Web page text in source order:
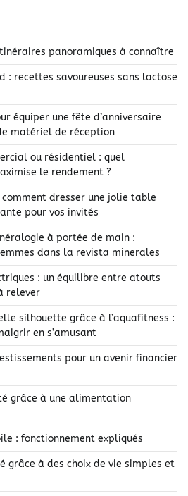
panoramiques à connaître
: recettes savoureuses sans lactose
équiper une fête d’anniversaire
matériel de réception
ou résidentiel : quel
le rendement ?
comment dresser une jolie table
pour vos invités
à portée de main :
dans la revista minerales
: un équilibre entre atouts
relever
silhouette grâce à l’aquafitness :
en s’amusant
pour un avenir financier
grâce à une alimentation
: fonctionnement expliqués
grâce à des choix de vie simples et